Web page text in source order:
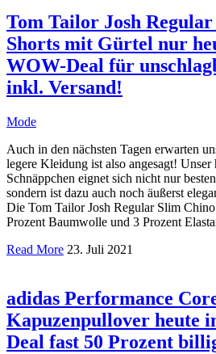
Tom Tailor Josh
Shorts mit Gürtel nur
WOW-Deal für
inkl. Versand!
Mode
Auch in den nächsten Tagen erwarten
legere Kleidung ist also angesagt!
Schnäppchen eignet sich nicht nur
sondern ist dazu auch noch äußerst
Die Tom Tailor Josh Regular Slim Chino
Prozent Baumwolle und 3 Prozent
Read More 23. Juli 2021
adidas Performance
Kapuzenpullover heute
Deal fast 50 Prozent